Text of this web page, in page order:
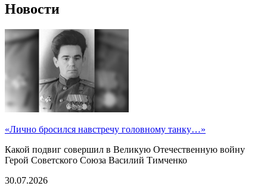
Новости
«Лично бросился навстречу головному танку…»
Какой подвиг совершил в Великую Отечественную войну
Герой Советского Союза Василий Тимченко
30.07.2026